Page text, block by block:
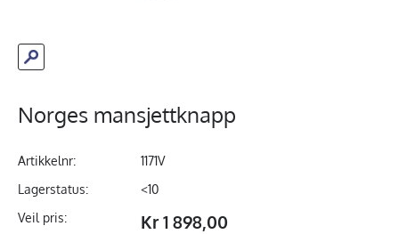
Norges mansjettknapp
Artikkelnr:
1171V
Lagerstatus:
<10
Veil pris:
Kr 1 898,00